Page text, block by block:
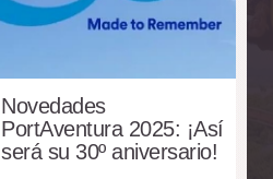
Novedades
PortAventura 2025: ¡Así
será su 30º aniversario!